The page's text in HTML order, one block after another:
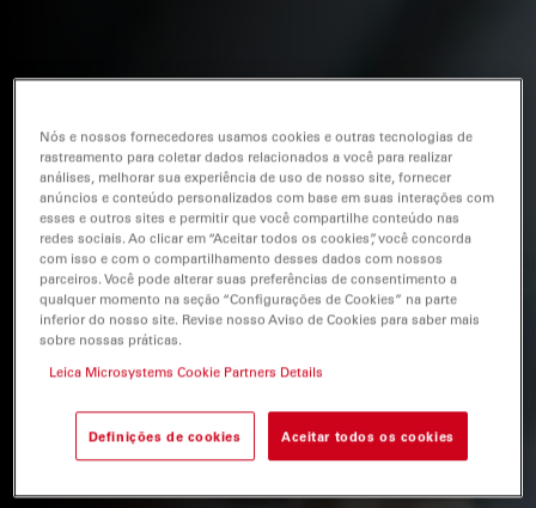
Nós e nossos fornecedores usamos cookies e outras tecnologias de
rastreamento para coletar dados relacionados a você para realizar
análises, melhorar sua experiência de uso de nosso site, fornecer
anúncios e conteúdo personalizados com base em suas interações com
esses e outros sites e permitir que você compartilhe conteúdo nas
redes sociais. Ao clicar em “Aceitar todos os cookies”, você concorda
com isso e com o compartilhamento desses dados com nossos
parceiros. Você pode alterar suas preferências de consentimento a
qualquer momento na seção “Configurações de Cookies” na parte
inferior do nosso site. Revise nosso Aviso de Cookies para saber mais
sobre nossas práticas.
Leica Microsystems Cookie Partners Details
Definições de cookies Aceitar todos os cookies